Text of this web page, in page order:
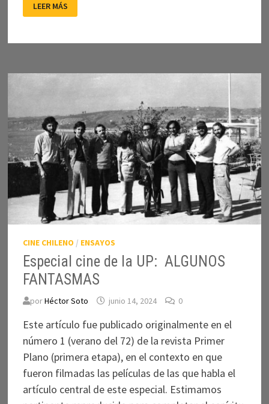
ESLABÓN
EXTRAVIADO
AMATEUR
LEER MÁS
CINE CHILENO / ENSAYOS
Especial cine de la UP: ALGUNOS
FANTASMAS
porHéctor Soto junio 14, 2024 0
Este artículo fue publicado originalmente en el
número 1 (verano del 72) de la revista Primer
Plano (primera etapa), en el contexto en que
fueron filmadas las películas de las que habla el
artículo central de este especial. Estimamos